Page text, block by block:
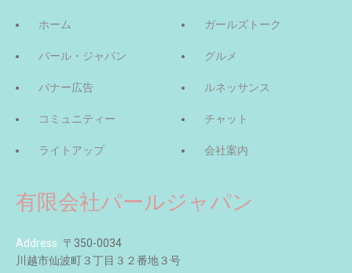
ホーム
パール・ジャパン
バナー広告
コミュニティー
ライトアップ
ガールズトーク
グルメ
ルネッサンス
チャット
会社案内
有限会社パールジャパン
Address 〒350-0034
川越市仙波町３丁目３２番地３号